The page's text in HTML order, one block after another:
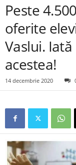
Peste
oferite
Vaslui.
acestea!
14 decembrie 2020